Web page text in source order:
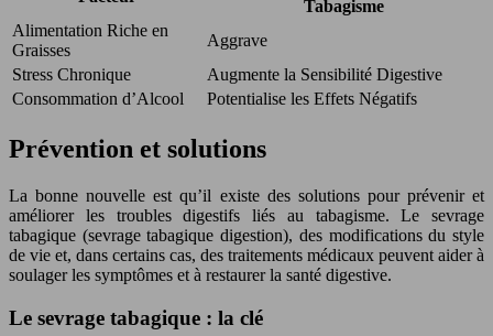
Tabagisme
Alimentation Riche en
Graisses
Aggrave
Stress Chronique
Augmente la Sensibilité Digestive
Consommation d’Alcool
Potentialise les Effets Négatifs
Prévention et solutions
La bonne nouvelle est qu’il existe des solutions pour prévenir et
améliorer les troubles digestifs liés au tabagisme. Le sevrage
tabagique (sevrage tabagique digestion), des modifications du style
de vie et, dans certains cas, des traitements médicaux peuvent aider à
soulager les symptômes et à restaurer la santé digestive.
Le sevrage tabagique : la clé